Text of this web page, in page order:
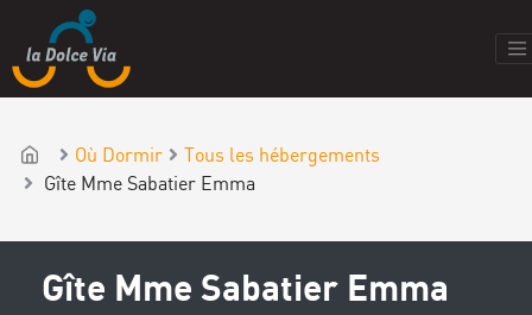
Où Dormir
Tous les hébergements
Gîte Mme Sabatier Emma
Gîte Mme Sabatier Emma